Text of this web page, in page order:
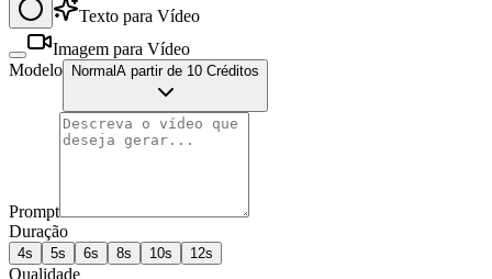
Texto para Vídeo
Imagem para Vídeo
Modelo
NormalA partir de 10 Créditos
Prompt
Duração
4s 5s 6s 8s 10s 12s
Qualidade